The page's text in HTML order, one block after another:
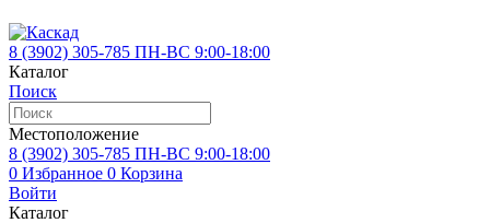
8 (3902) 305-785 ПН-ВС 9:00-18:00
Каталог
Поиск
Местоположение
8 (3902) 305-785 ПН-ВС 9:00-18:00
0 Избранное 0 Корзина
Войти
Каталог